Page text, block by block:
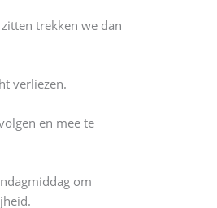
trekken we dan
verliezen.
en mee te
om